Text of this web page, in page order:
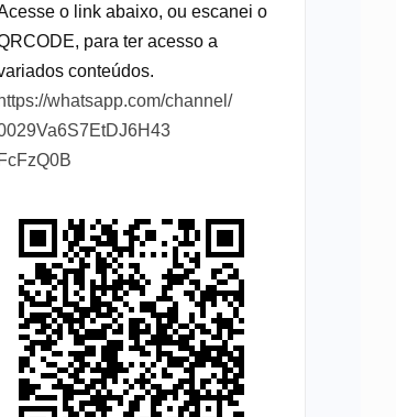
o link abaixo, ou escanei o
para ter acesso a
conteúdos.
https://whatsapp.com/channel/
FcFzQ0B